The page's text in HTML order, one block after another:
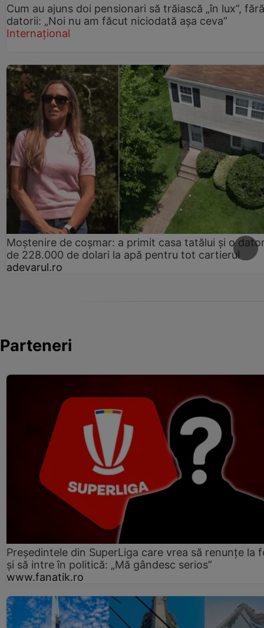
Cum au ajuns doi pensionari să trăiască „în lux”, fără
datorii: „Noi nu am făcut niciodată așa ceva”
Internațional
Moștenire de coșmar: a primit casa tatălui și o
de 228.000 de dolari la apă pentru tot cartierul
adevarul.ro
Parteneri
Președintele din SuperLiga care vrea să renunțe la
și să intre în politică: „Mă gândesc serios”
www.fanatik.ro